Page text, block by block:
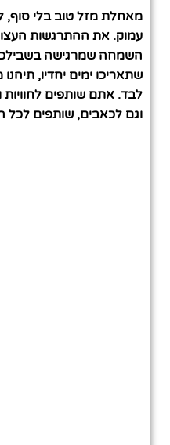
מאחלת מזל טוב בלי סוף,
עמוק. את ההתרגשות
השמחה שמרגישה
שתאריכו ימים יחדיו,
לבד. אתם שותפים
וגם לכאבים, שותפים לכל